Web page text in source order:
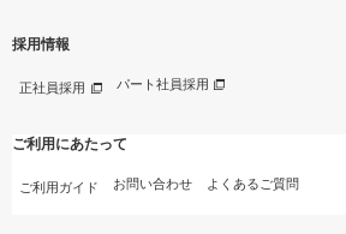
採用情報
正社員採用 パート社員採用
ご利用にあたって
ご利用ガイド お問い合わせ よくあるご質問